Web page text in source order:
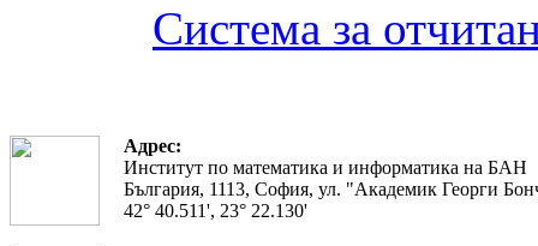
Система за
Адрес:
Институт по математика и информатика на БАН
България, 1113, София, ул. "Академик Георги
42° 40.511', 23° 22.130'